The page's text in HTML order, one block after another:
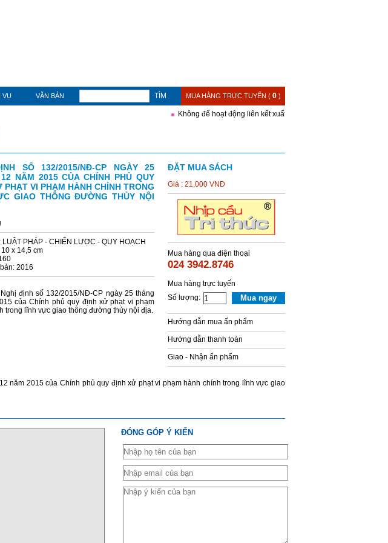
VỤ VĂN BẢN TÌM MUA HÀNG TRỰC TUYẾN ( 0 )
Không để hoạt động liên kết xuất bản trở thành khoảng trống
SỐ 132/2015/NĐ-CP NGÀY 25
NĂM 2015 CỦA CHÍNH PHỦ QUY
PHẠT VI PHẠM HÀNH CHÍNH TRONG
GIAO THÔNG ĐƯỜNG THỦY NỘI
LUẬT PHÁP - CHIẾN LƯỢC - QUY HOẠCH
x 14,5 cm
2016
định số 132/2015/NĐ-CP ngày 25 tháng
của Chính phủ quy định xử phạt vi phạm
trong lĩnh vực giao thông đường thủy nội địa.
ĐẶT MUA SÁCH
Giá : 21,000 VNĐ
Mua hàng qua điện thoại
024 3942.8746
Mua hàng trực tuyến
Số lượng:
Mua ngay
Hướng dẫn mua ấn phẩm
Hướng dẫn thanh toán
Giao - Nhận ấn phẩm
năm 2015 của Chính phủ quy định xử phạt vi phạm hành chính trong lĩnh vực giao
ĐÓNG GÓP Ý KIẾN